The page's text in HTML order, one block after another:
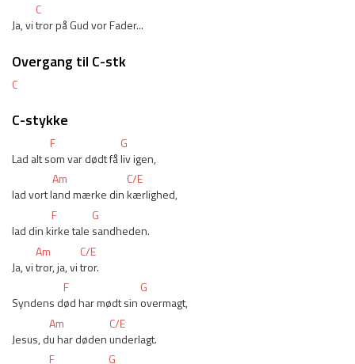
C
Ja, vi tror på Gud vor Fader...
Overgang til C-stk
C
C-stykke
F
G
Lad alt som var dødt få liv igen,
Am
C/E
lad vort land mærke din kærlighed,
F
G
lad din kirke tale sandheden.
Am
C/E
Ja, vi tror, ja, vi tror.
F
G
Syndens død har mødt sin overmagt,
Am
C/E
Jesus, du har døden underlagt.
F
G